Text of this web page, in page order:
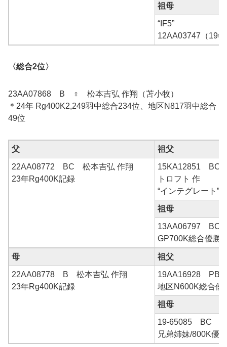
祖母
“IF5”
12AA03747（19
〈総合2位〉
23AA07868 B ♀ 松本吉弘 作翔（苫小牧）
＊24年 Rg400K2,249羽中総合234位、地区N817羽中総合
49位
父 祖父
22AA08772 BC 松本吉弘 作翔
23年Rg400K記録
15KA12851 BC
トロフト 作
“インテグレート”
祖母
13AA06797 BC
GP700K総合優勝
母 祖父
22AA08778 B 松本吉弘 作翔
23年Rg400K記録
19AA16928 PB
地区N600K総合優
祖母
19-65085 BC 木
兄弟姉妹/800K優